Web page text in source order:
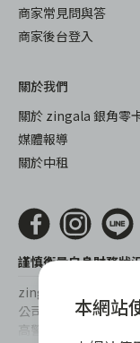
商家常見問與答
商家後台登入
關於我們
關於 zingala 銀角零
媒體報導
關於中租
謹慎衡量自身財務狀
zingala銀角零卡/仲
公司合作，更不會要
高警覺，勿受騙上當！
本網站